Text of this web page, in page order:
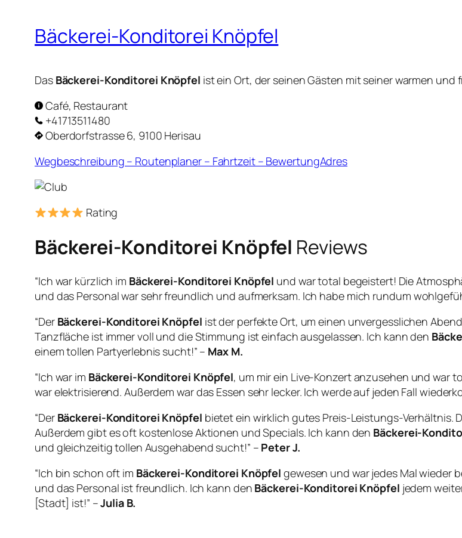
Bäckerei-Konditorei Knöpfel
Das Bäckerei-Konditorei Knöpfel ist ein Ort, der seinen Gästen mit seiner warmen
Café, Restaurant
+41713511480
Oberdorfstrasse 6, 9100 Herisau
Wegbeschreibung – Routenplaner – Fahrtzeit – BewertungAdres
Rating
Bäckerei-Konditorei Knöpfel Reviews
“Ich war kürzlich im Bäckerei-Konditorei Knöpfel und war total begeistert! Die
und das Personal war sehr freundlich und aufmerksam. Ich habe mich rundum
“Der Bäckerei-Konditorei Knöpfel ist der perfekte Ort, um einen unvergesslichen
Tanzfläche ist immer voll und die Stimmung ist einfach ausgelassen. Ich kann den
einem tollen Partyerlebnis sucht!” – Max M.
“Ich war im Bäckerei-Konditorei Knöpfel, um mir ein Live-Konzert anzusehen und war
war elektrisierend. Außerdem war das Essen sehr lecker. Ich werde auf jeden Fall
“Der Bäckerei-Konditorei Knöpfel bietet ein wirklich gutes Preis-Leistungs-Verhältnis.
Außerdem gibt es oft kostenlose Aktionen und Specials. Ich kann den Bäckerei-
und gleichzeitig tollen Ausgehabend sucht!” – Peter J.
“Ich bin schon oft im Bäckerei-Konditorei Knöpfel gewesen und war jedes Mal wieder
und das Personal ist freundlich. Ich kann den Bäckerei-Konditorei Knöpfel jedem
[Stadt] ist!” –Julia B.